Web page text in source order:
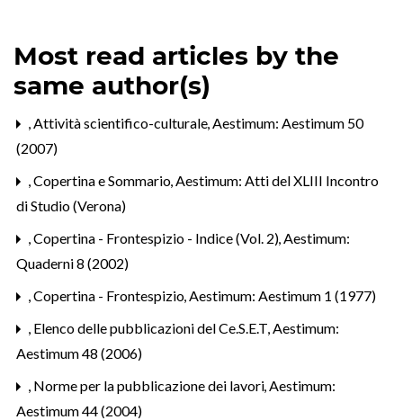
Most read articles by the
same author(s)
,Attività scientifico-culturale,Aestimum: Aestimum 50
(2007)
,Copertina e Sommario,Aestimum: Atti del XLIII Incontro
di Studio (Verona)
,Copertina - Frontespizio - Indice (Vol. 2),Aestimum:
Quaderni 8 (2002)
,Copertina - Frontespizio,Aestimum: Aestimum 1 (1977)
, Elenco delle pubblicazioni del Ce.S.E.T,Aestimum:
Aestimum 48 (2006)
, Norme per la pubblicazione dei lavori,Aestimum:
Aestimum 44 (2004)